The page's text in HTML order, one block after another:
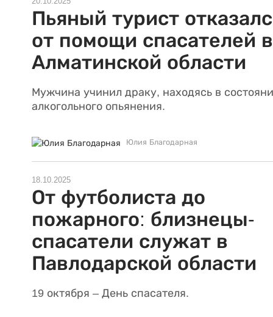
Пьяный турист
от помощи спасателей в
Алматинской области
Мужчина учинил драку, находясь в
алкогольного опьянения.
Юлия Благодарная
18.10.2025
От футболиста до
пожарного: близнецы-
спасатели служат в
Павлодарской области
19 октября – День спасателя.